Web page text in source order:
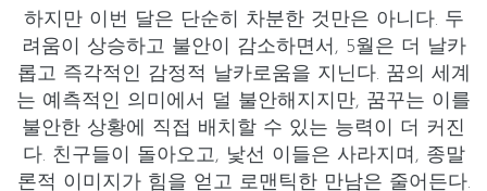
하지만 이번 달은 단순히 차분한 것만은 아니다. 두
려움이 상승하고 불안이 감소하면서 , 5월은 더 날카
롭고 즉각적인 감정적 날카로움을 지닌다. 꿈의 세계
는 예측적인 의미에서 덜 불안해지지만, 꿈꾸는 이를
불안한 상황에 직접 배치할 수 있는 능력이 더 커진
다. 친구들이 돌아오고, 낯선 이들은 사라지며, 종말
론적 이미지가 힘을 얻고 로맨틱한 만남은 줄어든다.